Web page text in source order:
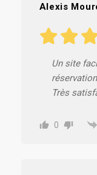
Alexis
Un site
Très
0